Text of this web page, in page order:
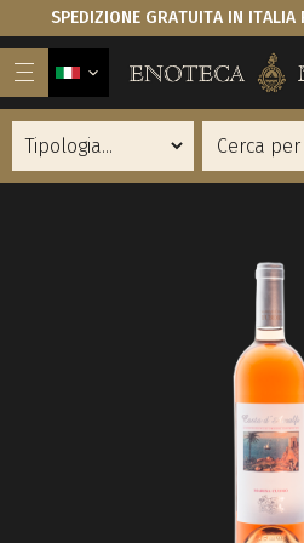
SPEDIZIONE GRATUITA IN